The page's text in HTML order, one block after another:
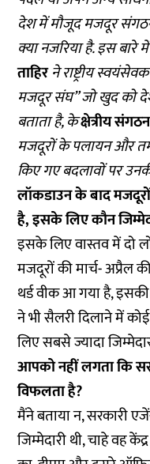
देश में मौजूद मजदूर
क्या नजरिया है. इस बारे
ताहिरने राष्ट्रीय
मजदूर संघ” जो खुद को
बताता है, केक्षेत्रीय
मजदूरों के पलायन और
किए गए बदलावों पर
लॉकडाउन के बाद
है, इसके लिए कौन
इसके लिए वास्तव में दो
मजदूरों की मार्च- अप्रैल
थर्ड वीक आ गया है,
ने भी सैलरी दिलाने में
लिए सबसे ज्यादा
आपको नहीं लगता कि
विफलता है?
मैंने बताया न, सरकारी
जिम्मेदारी थी, चाहे वह